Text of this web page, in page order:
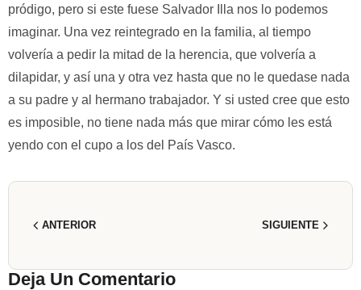
pródigo, pero si este fuese Salvador Illa nos lo podemos
imaginar. Una vez reintegrado en la familia, al tiempo
volvería a pedir la mitad de la herencia, que volvería a
dilapidar, y así una y otra vez hasta que no le quedase nada
a su padre y al hermano trabajador. Y si usted cree que esto
es imposible, no tiene nada más que mirar cómo les está
yendo con el cupo a los del País Vasco.
ANTERIOR SIGUIENTE
Deja Un Comentario